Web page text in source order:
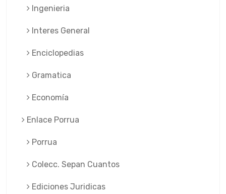
Ingenieria
Interes General
Enciclopedias
Gramatica
Economía
Enlace Porrua
Porrua
Colecc. Sepan Cuantos
Ediciones Juridicas